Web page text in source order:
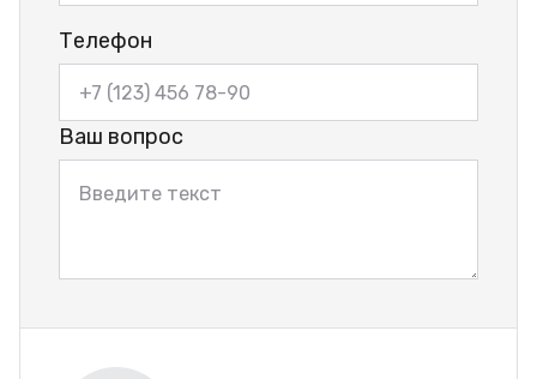
Телефон
Ваш вопрос